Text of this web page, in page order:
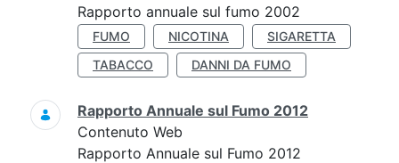
Rapporto annuale sul fumo 2002
FUMO NICOTINA
SIGARETTA
TABACCO
DANNI DA FUMO
Rapporto Annuale sul Fumo 2012
Contenuto Web
Rapporto Annuale sul Fumo 2012